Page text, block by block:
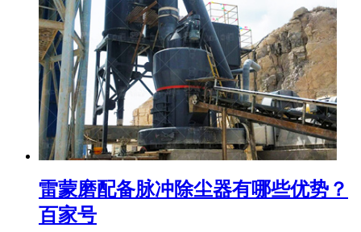
雷蒙磨配备脉冲除尘器有哪些优势？
百家号